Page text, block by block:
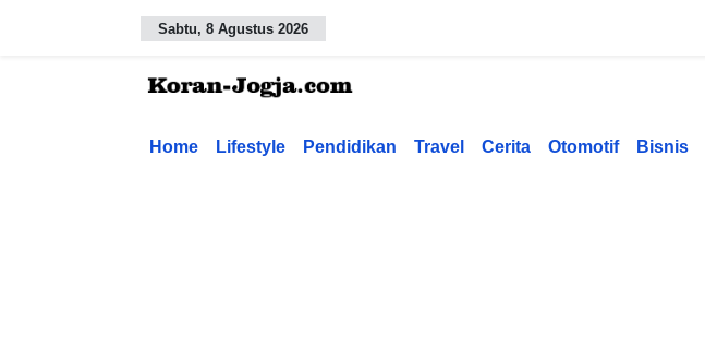
Sabtu, 8 Agustus 2026
Home Lifestyle Pendidikan Travel Cerita Otomotif Bisnis